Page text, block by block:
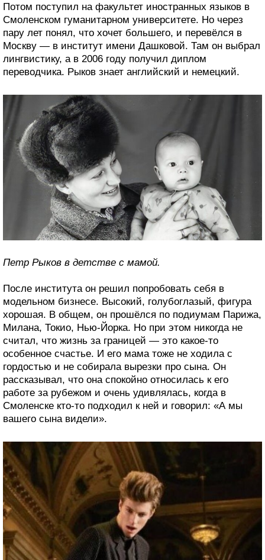
Потом поступил на факультет иностранных языков в
Смоленском гуманитарном университете. Но через
пару лет понял, что хочет большего, и перевёлся в
Москву — в институт имени Дашковой. Там он выбрал
лингвистику, а в 2006 году получил диплом
переводчика. Рыков знает английский и немецкий.
Петр Рыков в детстве с мамой.
После института он решил попробовать себя в
модельном бизнесе. Высокий, голубоглазый, фигура
хорошая. В общем, он прошёлся по подиумам Парижа,
Милана, Токио, Нью-Йорка. Но при этом никогда не
считал, что жизнь за границей — это какое-то
особенное счастье. И его мама тоже не ходила с
гордостью и не собирала вырезки про сына. Он
рассказывал, что она спокойно относилась к его
работе за рубежом и очень удивлялась, когда в
Смоленске кто-то подходил к ней и говорил: «А мы
вашего сына видели».